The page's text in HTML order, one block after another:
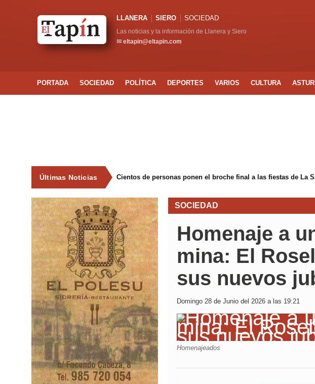
LLANERA SIERO SOCIEDAD
Las noticias y la información de Llanera y Siero
✉ eltapin@eltapin.com
PORTADA SOCIEDAD POLÍTICA DEPORTES VARIOS CULTURA
Últimas Noticias Cientos de personas ponen el broche final a las fiestas de La
SOCIEDAD
Homenaje a
mina: El
sus nuevos
Domingo 28 de Junio del 2026 a las 19:21
Homenajeados